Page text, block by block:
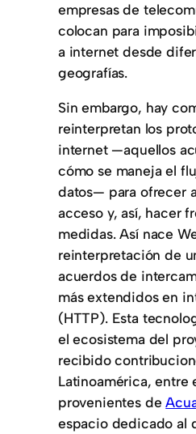
empresas de
colocan para
a internet desde
geografías.
Sin embargo, hay
reinterpretan los
internet —aquellos
cómo se maneja el
datos— para ofrecer
acceso y, así, hacer
medidas. Así nace
reinterpretación de
acuerdos de
más extendidos en
(HTTP). Esta
el ecosistema del
recibido
Latinoamérica, entre
provenientes de
espacio dedicado al